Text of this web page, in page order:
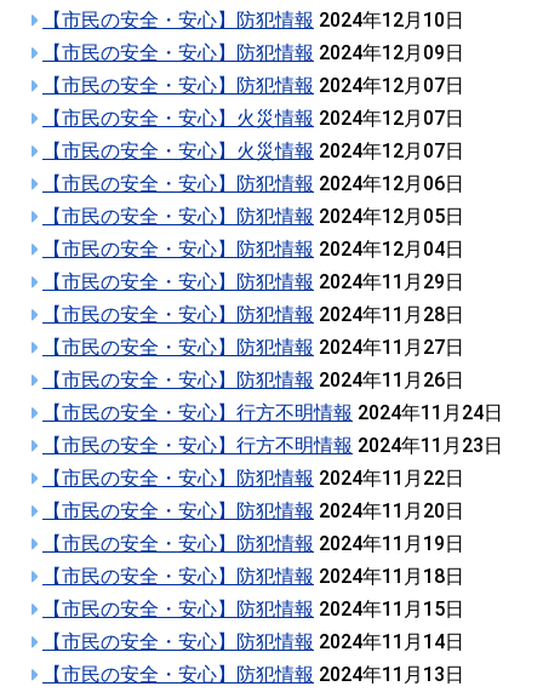
【市民の安全・安心】防犯情報 2024年12月10日
【市民の安全・安心】防犯情報 2024年12月09日
【市民の安全・安心】防犯情報 2024年12月07日
【市民の安全・安心】火災情報 2024年12月07日
【市民の安全・安心】火災情報 2024年12月07日
【市民の安全・安心】防犯情報 2024年12月06日
【市民の安全・安心】防犯情報 2024年12月05日
【市民の安全・安心】防犯情報 2024年12月04日
【市民の安全・安心】防犯情報 2024年11月29日
【市民の安全・安心】防犯情報 2024年11月28日
【市民の安全・安心】防犯情報 2024年11月27日
【市民の安全・安心】防犯情報 2024年11月26日
【市民の安全・安心】行方不明情報 2024年11月24日
【市民の安全・安心】行方不明情報 2024年11月23日
【市民の安全・安心】防犯情報 2024年11月22日
【市民の安全・安心】防犯情報 2024年11月20日
【市民の安全・安心】防犯情報 2024年11月19日
【市民の安全・安心】防犯情報 2024年11月18日
【市民の安全・安心】防犯情報 2024年11月15日
【市民の安全・安心】防犯情報 2024年11月14日
【市民の安全・安心】防犯情報 2024年11月13日